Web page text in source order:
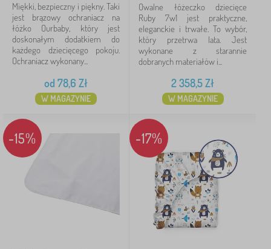
Miękki, bezpieczny i piękny. Taki
jest brązowy ochraniacz na
łóżko Ourbaby, który jest
doskonałym dodatkiem do
każdego dziecięcego pokoju.
Ochraniacz wykonany...
od 78,6 Zł
W MAGAZYNIE
Owalne łóżeczko dziecięce
Ruby 7w1 jest praktyczne,
eleganckie i trwałe. To wybór,
który przetrwa lata. Jest
wykonane z starannie
dobranych materiałów i...
2 358,5Zł
W MAGAZYNIE
-15% -17%